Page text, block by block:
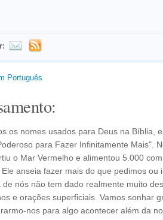
Português
os nomes usados para Deus na Bíblia,
para Fazer Infinitamente Mais".
o Mar Vermelho e alimentou 5.000
Ele anseia fazer mais do que pedimos ou
de nós não tem dado realmente muito
e orações superficiais. Vamos sonhar
nos para algo acontecer além da